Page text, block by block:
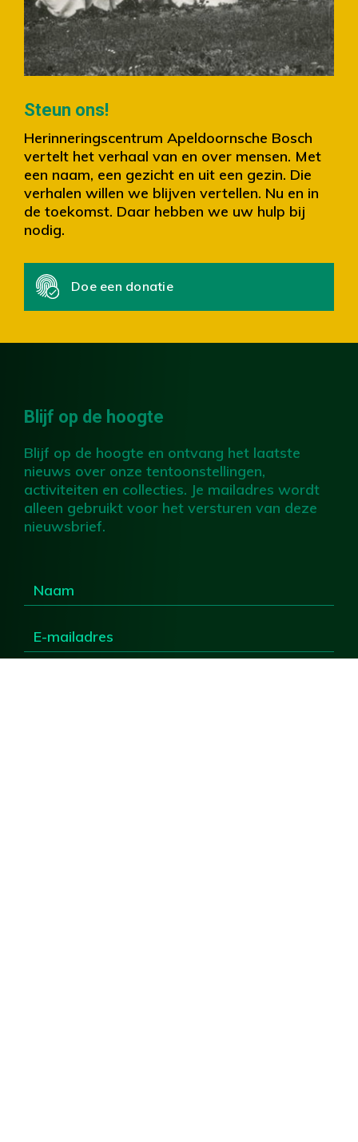
Steun ons!
Herinneringscentrum Apeldoornsche Bosch
vertelt het verhaal van en over mensen. Met
een naam, een gezicht en uit een gezin. Die
verhalen willen we blijven vertellen. Nu en in
de toekomst. Daar hebben we uw hulp bij
nodig.
Doe een donatie
Blijf op de hoogte
Blijf op de hoogte en ontvang het laatste
nieuws over onze tentoonstellingen,
activiteiten en collecties. Je mailadres wordt
alleen gebruikt voor het versturen van deze
nieuwsbrief.